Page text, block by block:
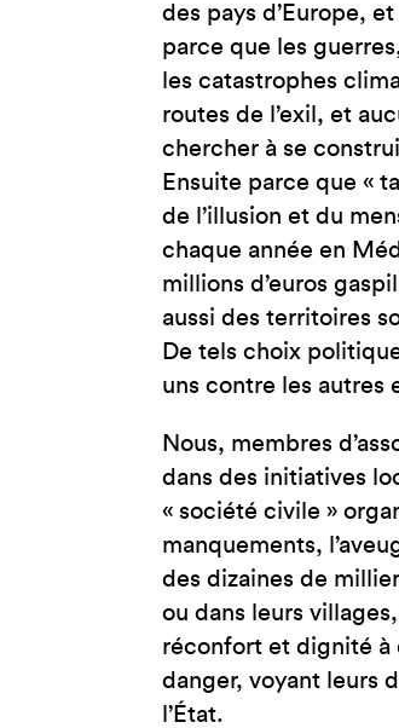
des pays d’Europe,
parce que les
les catastrophes
routes de l’exil, et
chercher à se
Ensuite parce que «
de l’illusion et du
chaque année en
millions d’euros
aussi des territoires
De tels choix
uns contre les autres
Nous, membres
dans des initiatives
« société civile »
manquements,
des dizaines de
ou dans leurs
réconfort et dignité à
danger, voyant leurs
l’État.